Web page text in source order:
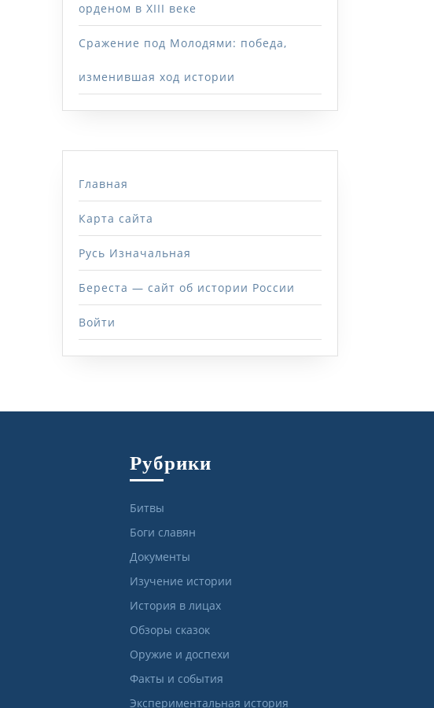
орденом в XIII веке
Сражение под Молодями: победа,
изменившая ход истории
Главная
Карта сайта
Русь Изначальная
Береста — сайт об истории России
Войти
Рубрики
Битвы
Боги славян
Документы
Изучение истории
История в лицах
Обзоры сказок
Оружие и доспехи
Факты и события
Экспериментальная история